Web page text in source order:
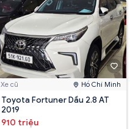
Xe cũ Hồ Chí Minh
Toyota Fortuner Dầu 2.8 AT
2019
910 triệu